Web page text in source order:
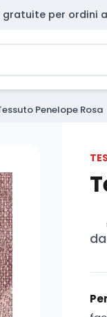
gratuite per ordini
Penelope Rosa
da